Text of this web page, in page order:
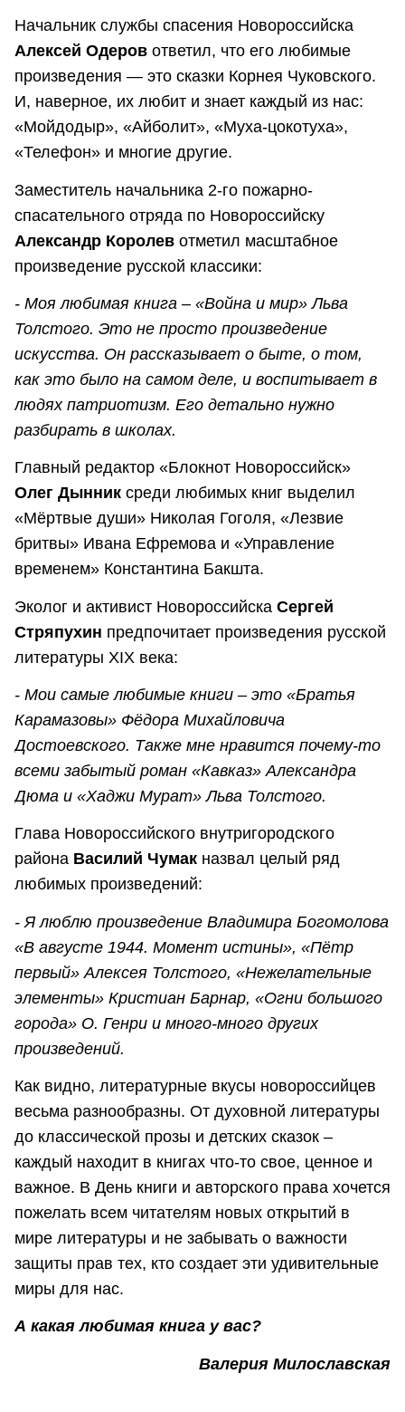
Начальник службы спасения Новороссийска
Алексей Одеров ответил, что его любимые
произведения — это сказки Корнея Чуковского.
И, наверное, их любит и знает каждый из нас:
«Мойдодыр», «Айболит», «Муха-цокотуха»,
«Телефон» и многие другие.
Заместитель начальника 2-го пожарно-
спасательного отряда по Новороссийску
Александр Королев отметил масштабное
произведение русской классики:
- Моя любимая книга – «Война и мир» Льва
Толстого. Это не просто произведение
искусства. Он рассказывает о быте, о том,
как это было на самом деле, и воспитывает в
людях патриотизм. Его детально нужно
разбирать в школах.
Главный редактор «Блокнот Новороссийск»
Олег Дынник среди любимых книг выделил
«Мёртвые души» Николая Гоголя, «Лезвие
бритвы» Ивана Ефремова и «Управление
временем» Константина Бакшта.
Эколог и активист Новороссийска Сергей
Стряпухин предпочитает произведения русской
литературы XIX века:
- Мои самые любимые книги – это «Братья
Карамазовы» Фёдора Михайловича
Достоевского. Также мне нравится почему-то
всеми забытый роман «Кавказ» Александра
Дюма и «Хаджи Мурат» Льва Толстого.
Глава Новороссийского внутригородского
района Василий Чумак назвал целый ряд
любимых произведений:
- Я люблю произведение Владимира Богомолова
«В августе 1944. Момент истины», «Пётр
первый» Алексея Толстого, «Нежелательные
элементы» Кристиан Барнар, «Огни большого
города» О. Генри и много-много других
произведений.
Как видно, литературные вкусы новороссийцев
весьма разнообразны. От духовной литературы
до классической прозы и детских сказок –
каждый находит в книгах что-то свое, ценное и
важное. В День книги и авторского права хочется
пожелать всем читателям новых открытий в
мире литературы и не забывать о важности
защиты прав тех, кто создает эти удивительные
миры для нас.
А какая любимая книга у вас?
Валерия Милославская